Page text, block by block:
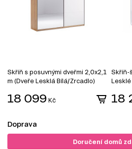
Skříň s posuvnými dveřmi 2,0x2,1
m (Dveře Lesklá Bílá/Zrcadlo)
18 099 Kč
Skříň-
Lesklé
18
Doprava
Doručení domů